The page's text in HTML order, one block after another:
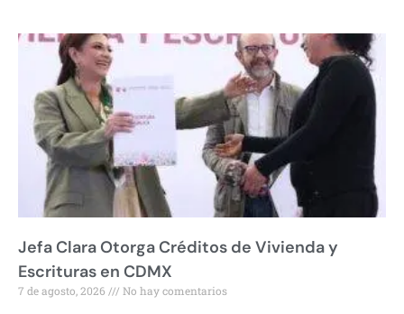
Jefa Clara Otorga Créditos de Vivienda y
Escrituras en CDMX
7 de agosto, 2026 No hay comentarios